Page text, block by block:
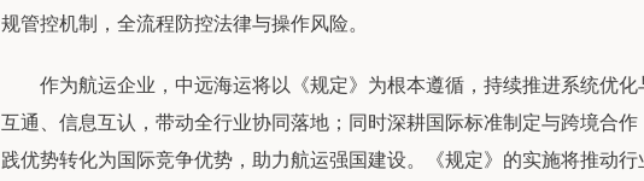
规管控机制，全流程防控法律与操作风险。
作为航运企业，中远海运将以《规定》为根本遵循，持续推进系统优化
互通、信息互认，带动全行业协同落地；同时深耕国际标准制定与跨境合
践优势转化为国际竞争优势，助力航运强国建设。《规定》的实施将推动